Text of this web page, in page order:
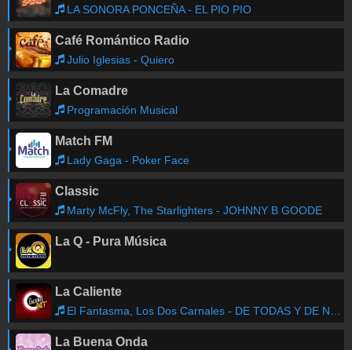
LA SONORA PONCEÑA - EL PIO PIO
Café Romántico Radio
Julio Iglesias - Quiero
La Comadre
Programación Musical
Match FM
Lady Gaga - Poker Face
Classic
Marty McFly, The Starlighters - JOHNNY B GOODE
La Q - Pura Música
La Caliente
El Fantasma, Los Dos Carnales - DE TODAS Y DE NADIE
La Buena Onda